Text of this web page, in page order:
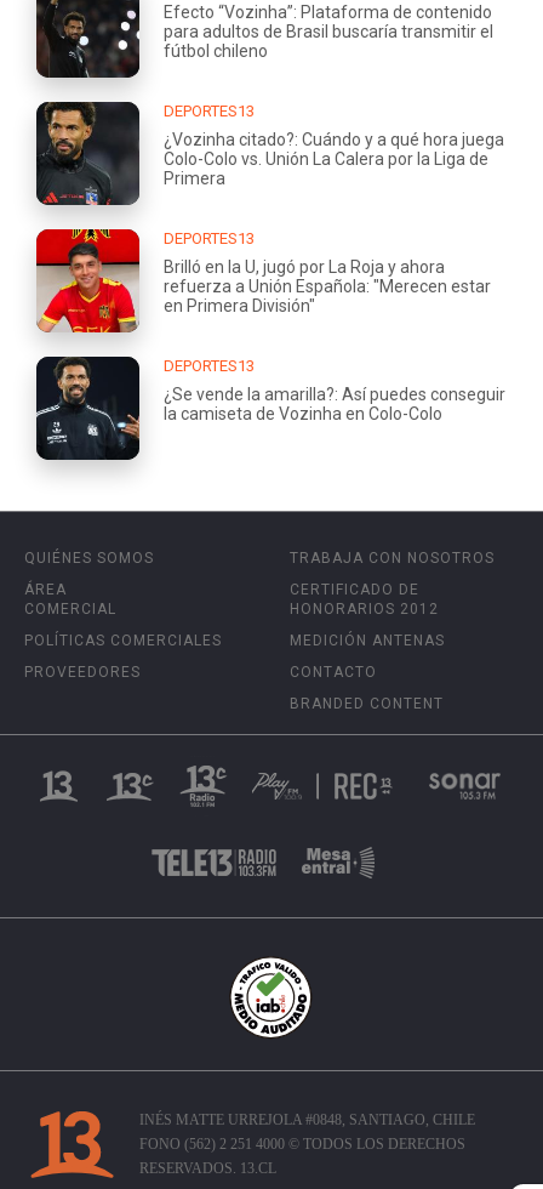
Efecto “Vozinha”: Plataforma de contenido
para adultos de Brasil buscaría transmitir el
fútbol chileno
DEPORTES13
¿Vozinha citado?: Cuándo y a qué hora juega
Colo-Colo vs. Unión La Calera por la Liga de
Primera
DEPORTES13
Brilló en la U, jugó por La Roja y ahora
refuerza a Unión Española: "Merecen estar
en Primera División"
DEPORTES13
¿Se vende la amarilla?: Así puedes conseguir
la camiseta de Vozinha en Colo-Colo
QUIÉNES SOMOS
ÁREA
COMERCIAL
POLÍTICAS COMERCIALES
PROVEEDORES
TRABAJA CON NOSOTROS
CERTIFICADO DE
HONORARIOS 2012
MEDICIÓN ANTENAS
CONTACTO
BRANDED CONTENT
INÉS MATTE URREJOLA #0848, SANTIAGO, CHILE
FONO (562) 2 251 4000 © TODOS LOS DERECHOS
RESERVADOS. 13.CL